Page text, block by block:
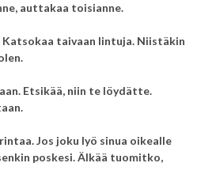
auttakaa toisianne.
Katsokaa taivaan lintuja. Niistäkin
Etsikää, niin te löydätte.
Jos joku lyö sinua oikealle
poskesi.Älkää tuomitko,